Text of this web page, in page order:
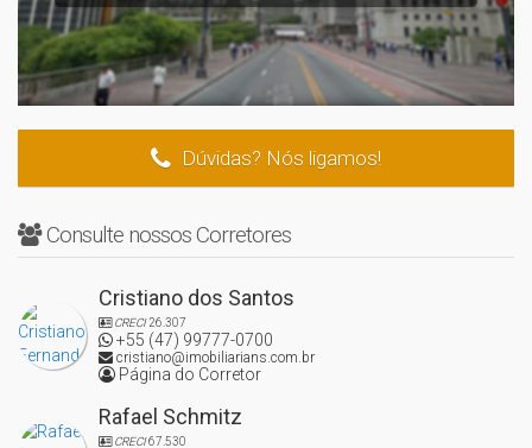
Dúvidas? Nós ligamos!
Consulte nossos Corretores
Cristiano dos Santos
CRECI26.307
+55 (47) 99777-0700
cristiano@imobiliarians.com.br
Página do Corretor
Rafael Schmitz
CRECI67.530